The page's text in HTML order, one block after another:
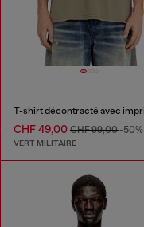
CHF 49,00 CHF 99,00-50%
VERT MILITAIRE